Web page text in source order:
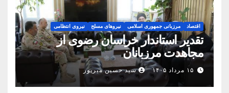
اقتصاد مرزبانی جمهوری اسلامی نیروهای مسلح نیروی انتظامی
تقدیر استاندار خراسان رضوی از
مجاهدت مرزبانان
۱۵ مرداد ۱۴۰۵ سید حسین میرپور